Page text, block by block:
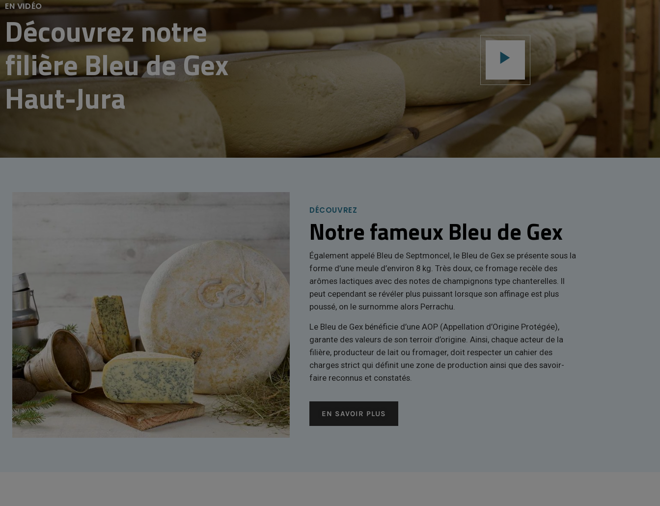
EN VIDÉO
Découvrez notre
filière Bleu de Gex
Haut-Jura
DÉCOUVREZ
Notre fameux Bleu de Gex
Également appelé Bleu de Septmoncel, le Bleu de Gex se présente sous la
forme d’une meule d’environ 8 kg. Très doux, ce fromage recèle des
arômes lactiques avec des notes de champignons type chanterelles. Il
peut cependant se révéler plus puissant lorsque son affinage est plus
poussé, on le surnomme alors Perrachu.
Le Bleu de Gex bénéficie d’une AOP (Appellation d’Origine Protégée),
garante des valeurs de son terroir d’origine. Ainsi, chaque acteur de la
filière, producteur de lait ou fromager, doit respecter un cahier des
charges strict qui définit une zone de production ainsi que des savoir-
faire reconnus et constatés.
EN SAVOIR PLUS